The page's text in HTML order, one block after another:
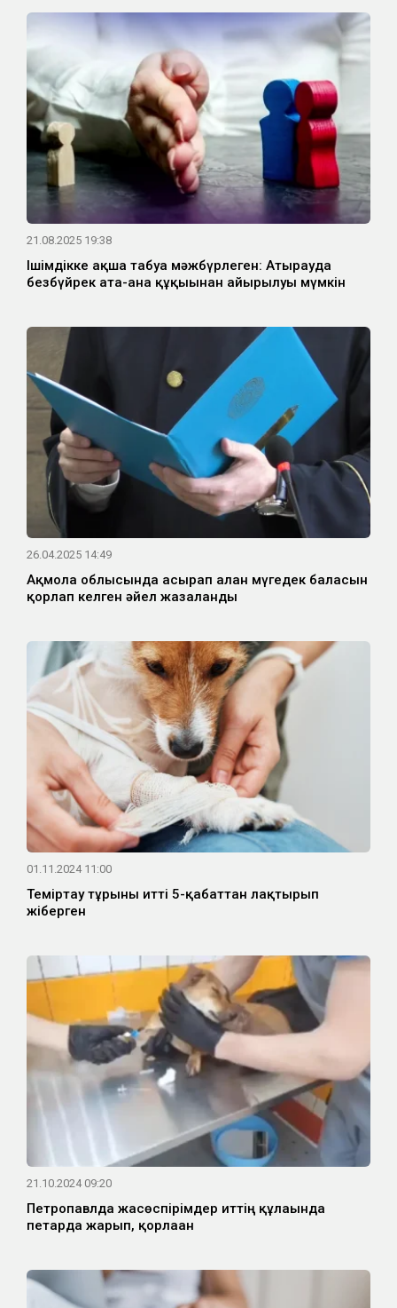
21.08.2025 19:38
Ішімдікке ақша табуға мәжбүрлеген: Атырауда
безбүйрек ата-ана құқығынан айырылуы мүмкін
26.04.2025 14:49
Ақмола облысында асырап алған мүгедек баласын
қорлап келген әйел жазаланды
01.11.2024 11:00
Теміртау тұрғыны итті 5-қабаттан лақтырып
жіберген
21.10.2024 09:20
Петропавлда жасөспірімдер иттің құлағында
петарда жарып, қорлаған